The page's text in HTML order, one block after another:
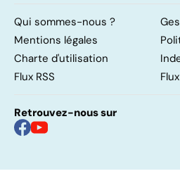
Qui sommes-nous ?
Mentions légales
Charte d'utilisation
Flux RSS
Retrouvez-nous sur